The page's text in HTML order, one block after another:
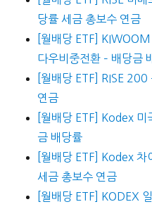
당률 세금 총보수 연금
[월배당 ETF]
다우비중전환 – 배당금
[월배당 ETF] RISE
연금
[월배당 ETF] Kodex 미
금 배당률
[월배당 ETF] Kodex 차
세금 총보수 연금
[월배당 ETF] KODEX